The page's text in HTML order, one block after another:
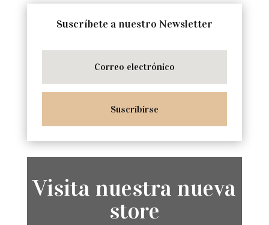
Suscríbete a nuestro Newsletter
Suscribirse
Visita nuestra nueva
store